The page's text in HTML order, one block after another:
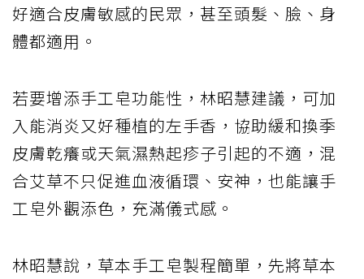
好適合皮膚敏感的民眾，甚至頭髮、臉、身
體都適用。
若要增添手工皂功能性，林昭慧建議，可加
入能消炎又好種植的左手香，協助緩和換季
皮膚乾癢或天氣濕熱起疹子引起的不適，混
合艾草不只促進血液循環、安神，也能讓手
工皂外觀添色，充滿儀式感。
林昭慧說，草本手工皂製程簡單，先將草本